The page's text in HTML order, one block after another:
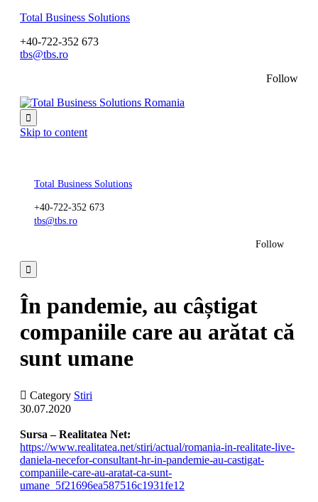
Total Business Solutions
+40-722-352 673
tbs@tbs.ro
Follow

Skip to content
Total Business Solutions
+40-722-352 673
tbs@tbs.ro
Follow

În pandemie, au câștigat
companiile care au arătat că
sunt umane
 Category Stiri
30.07.2020
Sursa – Realitatea Net:
https://www.realitatea.net/stiri/actual/romania-in-realitate-live-
daniela-necefor-consultant-hr-in-pandemie-au-castigat-
companiile-care-au-aratat-ca-sunt-
umane_5f21696ea587516c1931fe12